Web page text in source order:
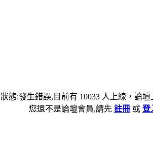
狀態:發生錯誤,目前有 10033 人上線，論
您還不是論壇會員,請先 註冊 或 登